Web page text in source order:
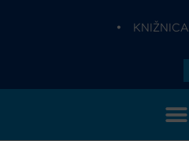
• KNIŽNICA